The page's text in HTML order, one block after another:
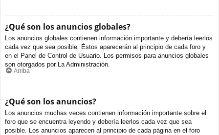
¿Qué son los anuncios globales?
Los anuncios globales contienen información importante y debería leerlos
cada vez que sea posible. Éstos aparecerán al principio de cada foro y
en el Panel de Control de Usuario. Los permisos para anuncios globales
son otorgados por La Administración.
Arriba
¿Qué son los anuncios?
Los anuncios muchas veces contienen información importante sobre el
foro que se encuentra leyendo y debería leerlos cada vez que sea
posible. Los anuncios aparecen al principio de cada página en el foro